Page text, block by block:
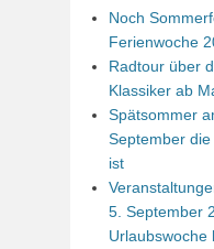
Noch
Ferienwoche
Radtour über
Klassiker ab
Spätsommer
September
ist
5. September
Urlaubswoche